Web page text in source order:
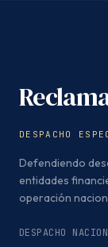
DESPACHO
Defendiendo
entidades
operación
DESPACHO